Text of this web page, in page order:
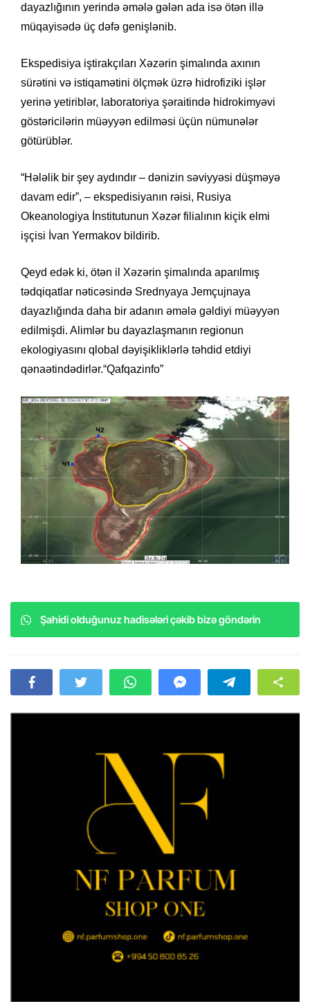
dayazlığının yerində əmələ gələn ada isə ötən illə
müqayisədə üç dəfə genişlənib.
Ekspedisiya iştirakçıları Xəzərin şimalında axının
sürətini və istiqamətini ölçmək üzrə hidrofiziki işlər
yerinə yetiriblər, laboratoriya şəraitində hidrokimyəvi
göstəricilərin müəyyən edilməsi üçün nümunələr
götürüblər.
“Hələlik bir şey aydındır – dənizin səviyyəsi düşməyə
davam edir”, – ekspedisiyanın rəisi, Rusiya
Okeanologiya İnstitutunun Xəzər filialının kiçik elmi
işçisi İvan Yermakov bildirib.
Qeyd edək ki, ötən il Xəzərin şimalında aparılmış
tədqiqatlar nəticəsində Srednyaya Jemçujnaya
dayazlığında daha bir adanın əmələ gəldiyi müəyyən
edilmişdi. Alimlər bu dayazlaşmanın regionun
ekologiyasını qlobal dəyişikliklərlə təhdid etdiyi
qənaətindədirlər.“Qafqazinfo”
Şahidi olduğunuz hadisələri çəkib bizə göndərin